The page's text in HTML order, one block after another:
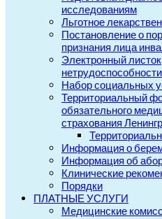
исследованиям
Льготное
Постановление о
признания лица
Электронный листок
нетрудоспособности
Набор социальных
Территориальный
обязательного
страхования
Информация о
Информация об
Клинические
Порядки
ПЛАТНЫЕ УСЛУГИ
Медицинские